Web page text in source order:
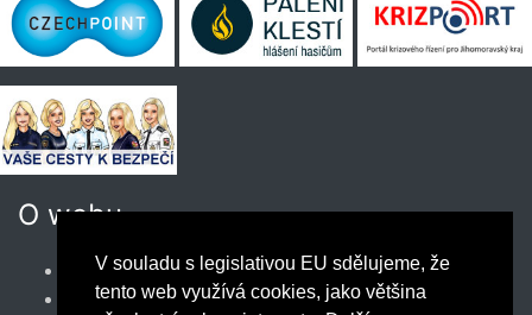
V souladu s legislativou EU sdělujeme, že
tento web využívá cookies, jako většina
O webu
Zásady zpracování osobních údajů
Prohlášení o přístupnosti